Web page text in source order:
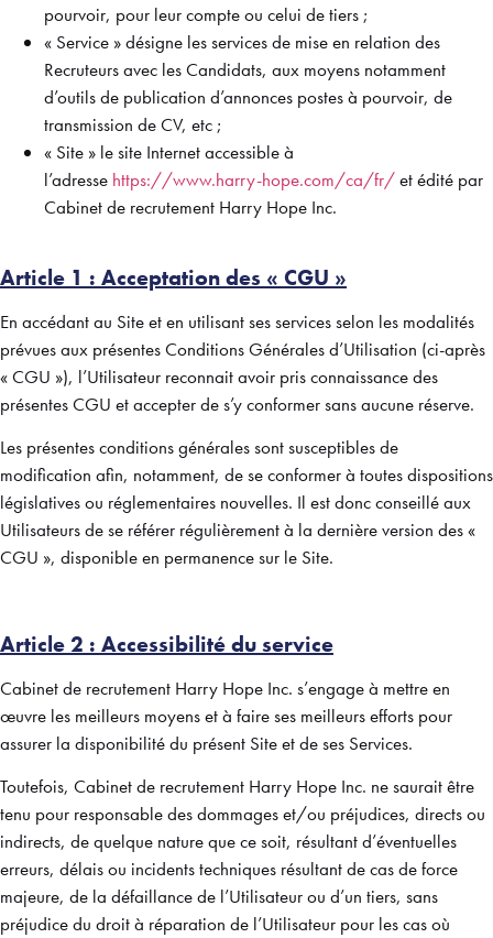
pourvoir, pour leur compte ou celui de tiers ;
« Service » désigne les services de mise en relation des
Recruteurs avec les Candidats, aux moyens notamment
d’outils de publication d’annonces postes à pourvoir, de
transmission de CV, etc ;
« Site » le site Internet accessible à
l’adresse https://www.harry-hope.com/ca/fr/et édité par
Cabinet de recrutement Harry Hope Inc.
Article 1 : Acceptation des « CGU »
En accédant au Site et en utilisant ses services selon les modalités
prévues aux présentes Conditions Générales d’Utilisation (ci-après
« CGU »), l’Utilisateur reconnait avoir pris connaissance des
présentes CGU et accepter de s’y conformer sans aucune réserve.
Les présentes conditions générales sont susceptibles de
modification afin, notamment, de se conformer à toutes dispositions
législatives ou réglementaires nouvelles. Il est donc conseillé aux
Utilisateurs de se référer régulièrement à la dernière version des «
CGU », disponible en permanence sur le Site.
Article 2 : Accessibilité du service
Cabinet de recrutement Harry Hope Inc. s’engage à mettre en
œuvre les meilleurs moyens et à faire ses meilleurs efforts pour
assurer la disponibilité du présent Site et de ses Services.
Toutefois, Cabinet de recrutement Harry Hope Inc. ne saurait être
tenu pour responsable des dommages et/ou préjudices, directs ou
indirects, de quelque nature que ce soit, résultant d’éventuelles
erreurs, délais ou incidents techniques résultant de cas de force
majeure, de la défaillance de l’Utilisateur ou d’un tiers, sans
préjudice du droit à réparation de l’Utilisateur pour les cas où